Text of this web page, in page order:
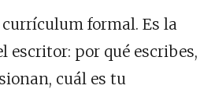
formal. Es la
escritor: por qué escribes,
cuál es tu